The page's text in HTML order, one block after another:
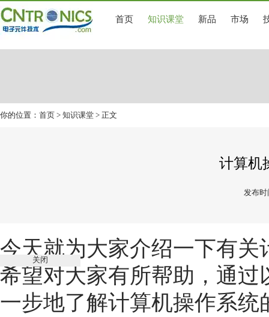
首页 知识课堂 新品 市场
你的位置： 首页 > 知识课堂 > 正文
计算机
发布时
今天就为大家介绍一下有关
希望对大家有所帮助，通
一步地了解计算机操作系
关闭